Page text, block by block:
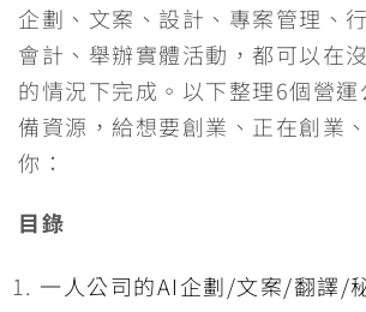
b
o
t
e
r
a
e
n
g
r
企劃、文案、設計、專案管理、
會計、舉辦實體活動，都可以在
的情況下完成。以下整理6個營
備資源，給想要創業、正在創業
你：
目錄
一人公司的AI企劃/文案/翻譯/